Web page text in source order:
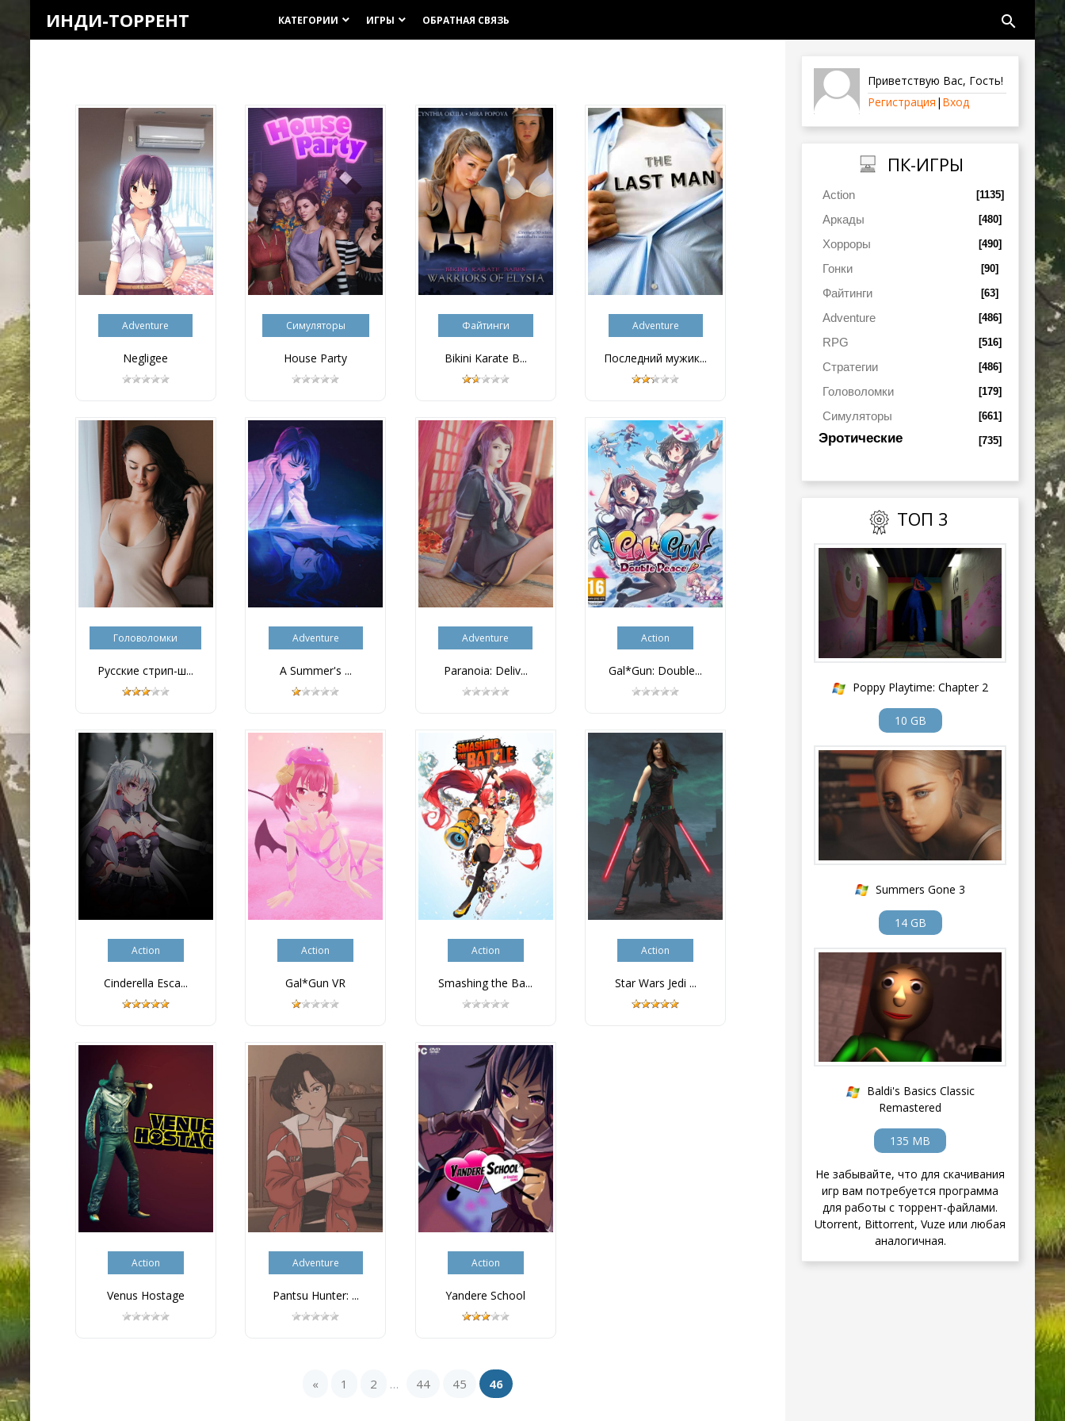
ИНДИ-ТОРРЕНТ КАТЕГОРИИ keyboard_arrow_down ИГРЫ keyboard_arrow_down ОБРАТНАЯ СВЯЗЬ search
Adventure
Negligee
Симуляторы
House Party
Файтинги
Bikini Karate B...
Adventure
Последний мужик...
Головоломки
Русские стрип-ш...
Adventure
A Summer's ...
Adventure
Paranoia: Deliv...
Action
Gal*Gun: Double...
Action
Cinderella Esca...
Action
Gal*Gun VR
Action
Smashing the Ba...
Action
Star Wars Jedi ...
Action
Venus Hostage
Adventure
Pantsu Hunter: ...
Action
Yandere School
« 1 2 ... 44 45 46
Приветствую Вас, Гость!
Регистрация | Вход
ПК-ИГРЫ
Action [1135]
Аркады [480]
Хорроры [490]
Гонки [90]
Файтинги [63]
Adventure [486]
RPG [516]
Стратегии [486]
Головоломки [179]
Симуляторы [661]
Эротические [735]
ТОП 3
Poppy Playtime: Chapter 2
10 GB
Summers Gone 3
14 GB
Baldi's Basics Classic
Remastered
135 MB
Не забывайте, что для скачивания
игр вам потребуется программа
для работы с торрент-файлами.
Utorrent, Bittorrent, Vuze или любая
аналогичная.